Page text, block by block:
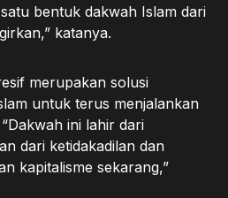
bentuk dakwah Islam dari
katanya.
merupakan solusi
untuk terus menjalankan
ini lahir dari
dari ketidakadilan dan
kapitalisme sekarang,”